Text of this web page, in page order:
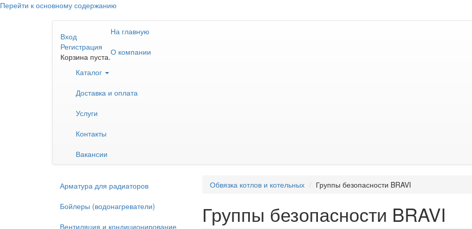
Перейти к основному содержанию
Вход
Регистрация
Корзина пуста.
На главную
О компании
Каталог
Доставка и оплата
Услуги
Контакты
Вакансии
Арматура для радиаторов
Бойлеры (водонагреватели)
Вентиляция и кондиционирование
Обвязка котлов и котельных Группы безопасности BRAVI
Группы безопасности BRAVI